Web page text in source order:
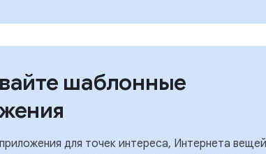
шаблонные
для точек интереса, Интернета